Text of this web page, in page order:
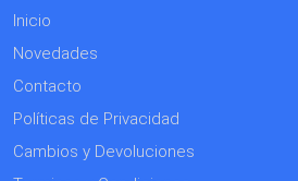
Inicio
Novedades
Contacto
Políticas de Privacidad
Cambios y Devoluciones